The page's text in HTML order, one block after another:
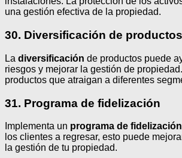
una gestión efectiva de la propiedad.
30. Diversificación de productos
La diversificación de productos puede
riesgos y mejorar la gestión de
productos que atraigan a diferentes
31. Programa de fidelización
Implementa un programa de fidelización
los clientes a regresar, esto puede
la gestión de tu propiedad.